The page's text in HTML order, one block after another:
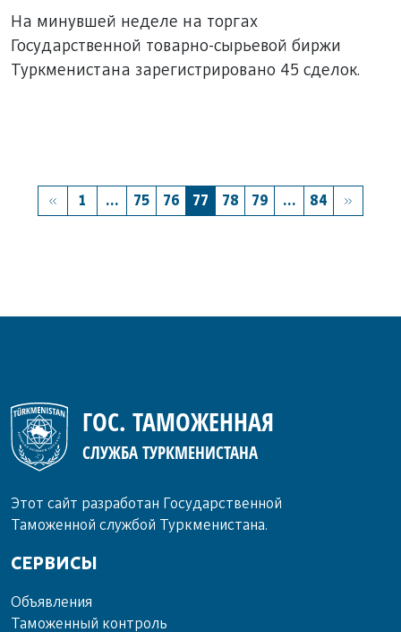
динамикой
На минувшей неделе на торгах
Государственной товарно-сырьевой биржи
Туркменистана зарегистрировано 45 сделок.
1 ... 75 76 77 78 79 ... 84
ГОС. ТАМОЖЕННАЯ
СЛУЖБА ТУРКМЕНИСТАНА
Этот сайт разработан Государственной
Таможенной службой Туркменистана.
СЕРВИСЫ
Объ­яв­ле­ния
Та­мо­жен­ный кон­троль